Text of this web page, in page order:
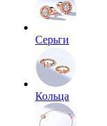
Серьги
Кольца